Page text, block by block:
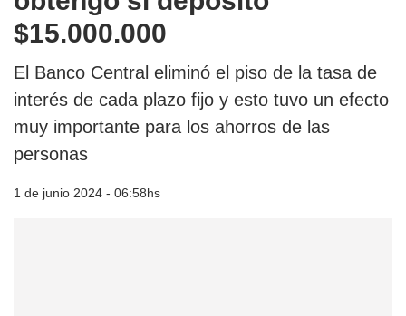
$15.000.000
El Banco Central eliminó el piso de la tasa de
interés de cada plazo fijo y esto tuvo un efecto
muy importante para los ahorros de las
personas
1 de junio 2024 - 06:58hs